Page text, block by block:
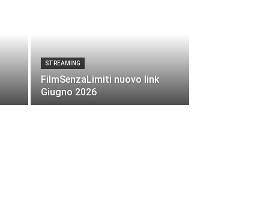
STREAMING
FilmSenzaLimiti nuovo link
Giugno 2026